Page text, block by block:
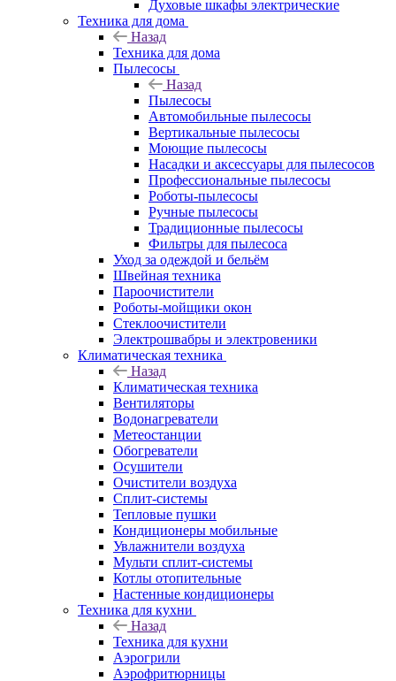
Духовые шкафы электрические
Техника для дома
Назад
Техника для дома
Пылесосы
Назад
Пылесосы
Автомобильные пылесосы
Вертикальные пылесосы
Моющие пылесосы
Насадки и аксессуары для пылесосов
Профессиональные пылесосы
Роботы-пылесосы
Ручные пылесосы
Традиционные пылесосы
Фильтры для пылесоса
Уход за одеждой и бельём
Швейная техника
Пароочистители
Роботы-мойщики окон
Стеклоочистители
Электрошвабры и электровеники
Климатическая техника
Назад
Климатическая техника
Вентиляторы
Водонагреватели
Метеостанции
Обогреватели
Осушители
Очистители воздуха
Сплит-системы
Тепловые пушки
Кондиционеры мобильные
Увлажнители воздуха
Мульти сплит-системы
Котлы отопительные
Настенные кондиционеры
Техника для кухни
Назад
Техника для кухни
Аэрогрили
Аэрофритюрницы